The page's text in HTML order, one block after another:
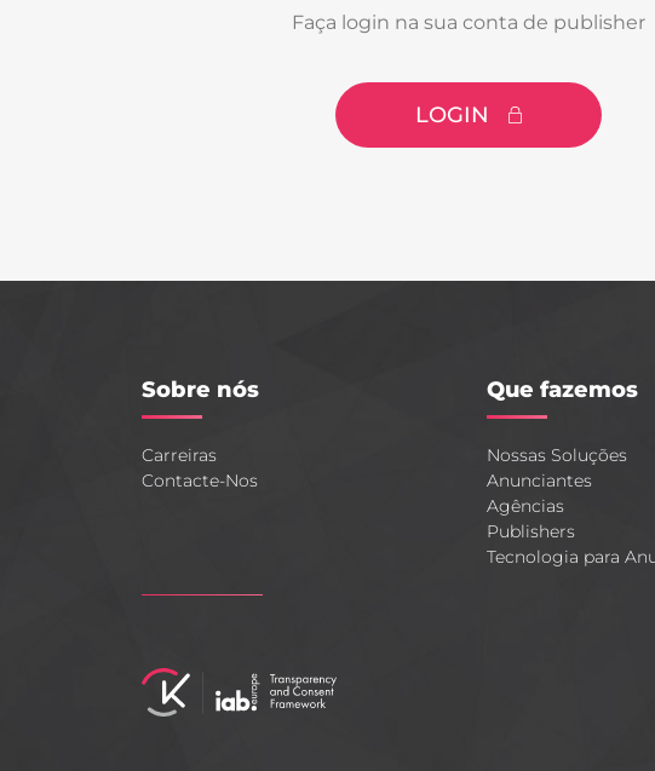
Faça login na sua conta de publisher
LOGIN
Sobre nós
Carreiras
Contacte-Nos
Que fazemos
Nossas Soluções
Anunciantes
Agências
Publishers
Tecnologia para